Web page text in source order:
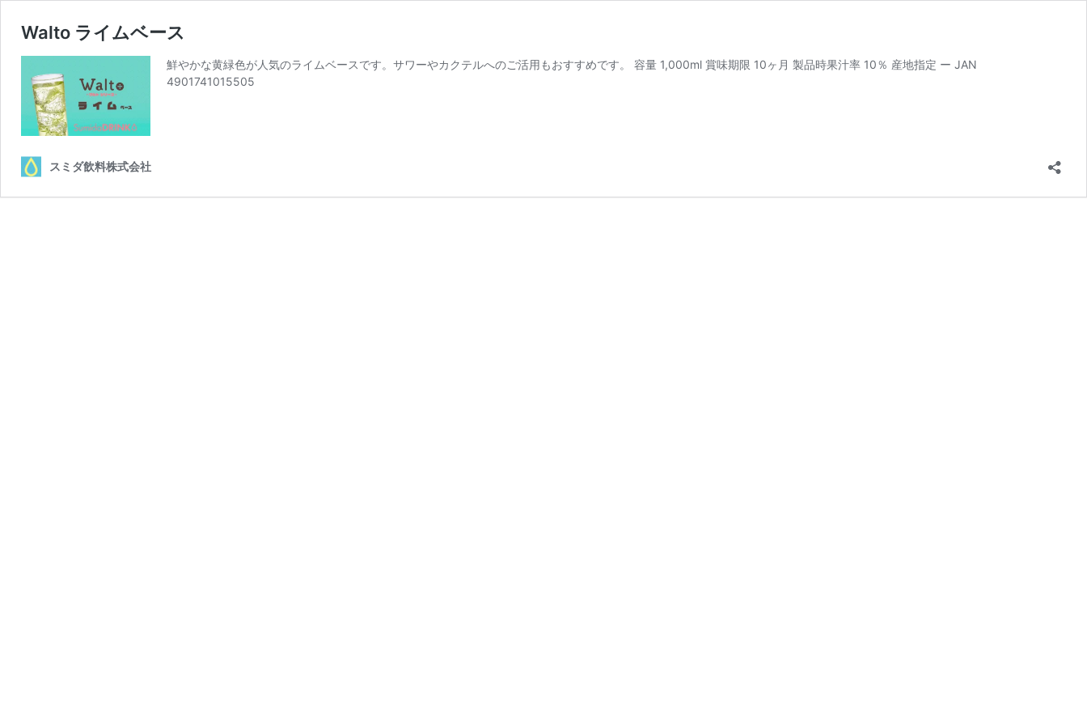
Walto ライムベース
鮮やかな黄緑色が人気のライムベースです。サワーやカクテルへのご活用もおすすめです。 容量 1,000ml 賞味期限 10ヶ月 製品時果汁率 10％ 産地指定 ー JAN
4901741015505
スミダ飲料株式会社